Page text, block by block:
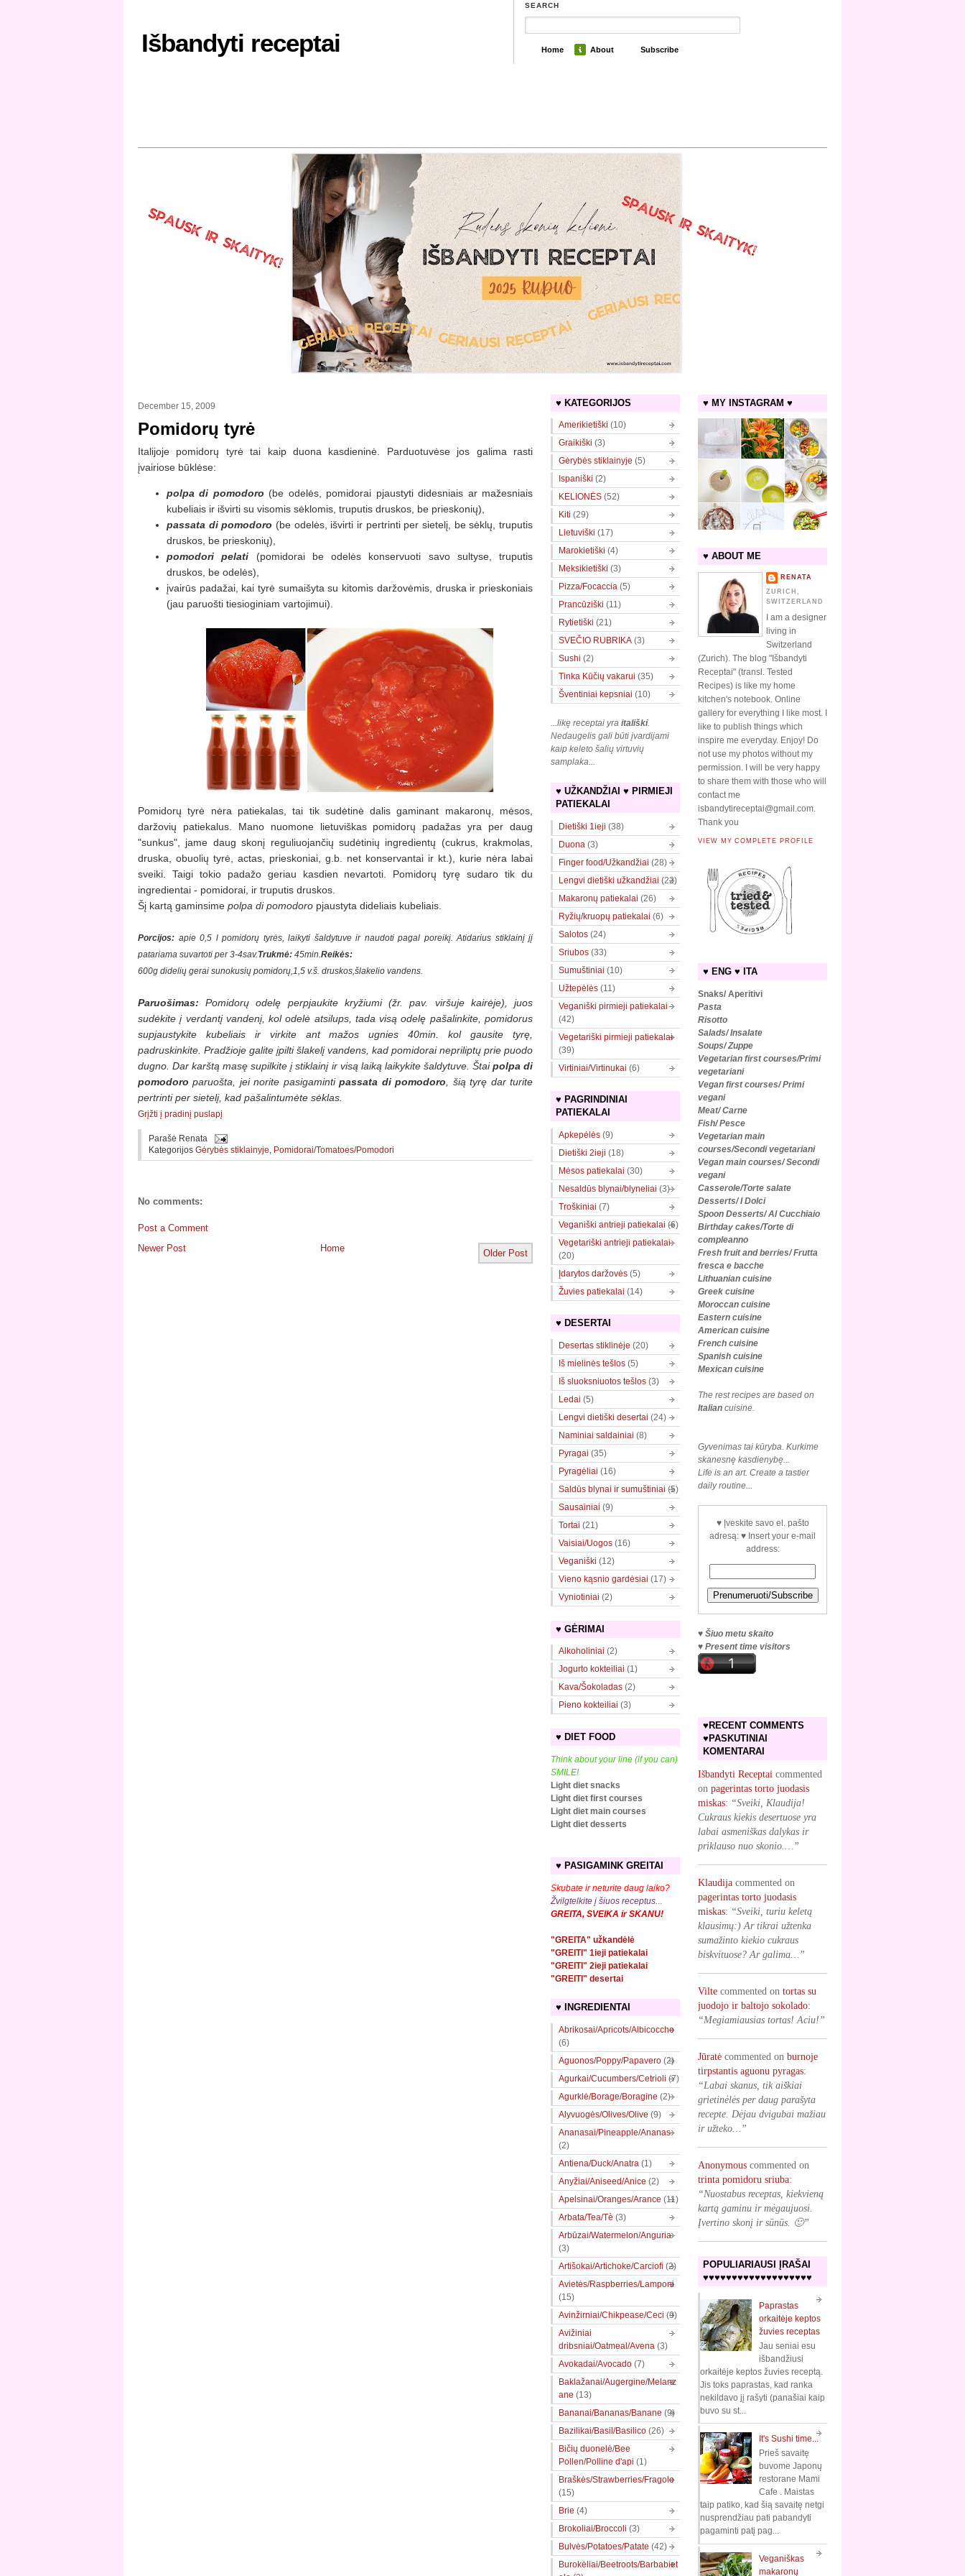
Išbandyti receptai
SEARCH
Home About Subscribe
December 15, 2009
Pomidorų tyrė
Italijoje pomidorų tyrė tai kaip duona kasdieninė. Parduotuvėse jos galima rasti
įvairiose būklėse:
polpa di pomodoro (be odelės, pomidorai pjaustyti didesniais ar mažesniais
kubeliais ir išvirti su visomis sėklomis, truputis druskos, be prieskonių),
passata di pomodoro (be odelės, išvirti ir pertrinti per sietelį, be sėklų, truputis
druskos, be prieskonių),
pomodori pelati
(pomidorai be odelės konservuoti savo sultyse, truputis
druskos, be odelės),
įvairūs padažai, kai tyrė sumaišyta su kitomis daržovėmis, druska ir prieskoniais
(jau paruošti tiesioginiam vartojimui).
Pomidorų tyrė nėra patiekalas, tai tik sudėtinė dalis gaminant makaronų, mėsos,
daržovių patiekalus. Mano nuomone lietuviškas pomidorų padažas yra per daug
"sunkus", jame daug skonį reguliuojančių sudėtinių ingredientų (cukrus, krakmolas,
druska, obuolių tyrė, actas, prieskoniai, g.b. net konservantai ir kt.), kurie nėra labai
sveiki. Taigi tokio padažo geriau kasdien nevartoti. Pomidorų tyrę sudaro tik du
ingredientai - pomidorai, ir truputis druskos.
Šį kartą gaminsime polpa di pomodoro pjaustyta dideliais kubeliais.
Porcijos: apie 0,5 l pomidorų tyrės, laikyti šaldytuve ir naudoti pagal poreikį. Atidarius stiklainį jį
patariama suvartoti per 3-4sav.Trukmė: 45min. Reikės:
600g didelių gerai sunokusių pomidorų, 1,5 v.š. druskos, šlakelio vandens.
Paruošimas: Pomidorų odelę perpjaukite kryžiumi (žr. pav. viršuje kairėje), juos
sudėkite į verdantį vandenį, kol odelė atsilups, tada visą odelę pašalinkite, pomidorus
supjaustykite kubeliais ir virkite ant mažos ugnies 40min. kol gausite tyrę,
padruskinkite. Pradžioje galite įpilti šlakelį vandens, kad pomidorai nepriliptų prie puodo
dugno. Dar karštą masę supilkite į stiklainį ir visą laiką laikykite šaldytuve. Štaipolpa di
pomodoro paruošta, jei norite pasigamintipassata di pomodoro , šią tyrę dar turite
pertrinti per sietelį, kad pašalintumėte sėklas.
Grįžti į pradinį puslapį
Parašė Renata
Kategorijos Gėrybės stiklainyje, Pomidorai/Tomatoes/Pomodori
No comments:
Post a Comment
Newer Post
Older Post
Home
♥ MY INSTAGRAM ♥
♥ ABOUT ME
RENATA
ZURICH,
SWITZERLAND
I am a designer
living in
Switzerland
(Zurich). The blog "Išbandyti
Receptai" (transl. Tested
Recipes) is like my home
kitchen's notebook. Online
gallery for everything I like most. I
like to publish things which
inspire me everyday. Enjoy! Do
not use my photos without my
permission. I will be very happy
to share them with those who will
contact me
isbandytireceptai@gmail.com.
Thank you
VIEW MY COMPLETE PROFILE
♥ ENG ♥ ITA
Snaks/ Aperitivi
Pasta
Risotto
Salads/ Insalate
Soups/ Zuppe
Vegetarian first courses/Primi
vegetariani
Vegan first courses/ Primi
vegani
Meat/ Carne
Fish/ Pesce
Vegetarian main
courses/Secondi vegetariani
Vegan main courses/ Secondi
vegani
Casserole/Torte salate
Desserts/ I Dolci
Spoon Desserts/ Al Cucchiaio
Birthday cakes/Torte di
compleanno
Fresh fruit and berries/ Frutta
fresca e bacche
Lithuanian cuisine
Greek cuisine
Moroccan cuisine
Eastern cuisine
American cuisine
French cuisine
Spanish cuisine
Mexican cuisine
The rest recipes are based on
Italian cuisine.
Gyvenimas tai kūryba. Kurkime
skanesnę kasdienybę...
Life is an art. Create a tastier
daily routine...
♥ Įveskite savo el. pašto
adresą: ♥ Insert your e-mail
address:
♥ Šiuo metu skaito
♥ Present time visitors
♥RECENT COMMENTS
♥PASKUTINIAI
KOMENTARAI
Išbandyti Receptai commented
on pagerintas torto juodasis
miskas: “Sveiki, Klaudija!
Cukraus kiekis desertuose yra
labai asmeniškas dalykas ir
priklauso nuo skonio.…”
Klaudija commented on
pagerintas torto juodasis
miskas: “Sveiki, turiu keletą
klausimų:) Ar tikrai užtenka
sumažinto kiekio cukraus
biskvituose? Ar galima…”
Vilte commented on tortas su
juodojo ir baltojo sokolado:
“Megiamiausias tortas! Aciu!”
Jūratė commented on burnoje
tirpstantis aguonu pyragas:
“Labai skanus, tik aiškiai
grietinėlės per daug parašyta
recepte. Dėjau dvigubai mažiau
ir užteko…”
Anonymous commented on
trinta pomidoru sriuba:
“Nuostabus receptas, kiekvieną
kartą gaminu ir mėgaujuosi.
Įvertino skonį ir sūnūs. 🙂”
POPULIARIAUSI ĮRAŠAI
♥♥♥♥♥♥♥♥♥♥♥♥♥♥♥♥♥♥♥
Paprastas
orkaitėje keptos
žuvies receptas
Jau seniai esu
išbandžiusi
orkaitėje keptos žuvies receptą.
Jis toks paprastas, kad ranka
nekildavo jį rašyti (panašiai kaip
buvo su st...
It's Sushi time...
Prieš savaitę
buvome Japonų
restorane Mami
Cafe . Maistas
taip patiko, kad šią savaitę netgi
nusprendžiau pati pabandyti
pagaminti patį pag...
Veganiškas
makaronų
♥ KATEGORIJOS
Amerikietiški (10)
Graikiški (3)
Gėrybės stiklainyje (5)
Ispaniški (2)
KELIONĖS (52)
Kiti (29)
Lietuviški (17)
Marokietiški (4)
Meksikietiški (3)
Pizza/Focaccia (5)
Prancūziški (11)
Rytietiški (21)
SVEČIO RUBRIKA (3)
Sushi (2)
Tinka Kūčių vakarui (35)
Šventiniai kepsniai (10)
...likę receptai yra itališki.
Nedaugelis gali būti įvardijami
kaip keleto šalių virtuvių
samplaka...
♥ UŽKANDŽIAI ♥ PIRMIEJI
PATIEKALAI
Dietiški 1ieji (38)
Duona (3)
Finger food/Užkandžiai (28)
Lengvi dietiški užkandžiai (22)
Makaronų patiekalai (26)
Ryžių/kruopų patiekalai (6)
Salotos (24)
Sriubos (33)
Sumuštiniai (10)
Užtepėlės (11)
Veganiški pirmieji patiekalai
(42)
Vegetariški pirmieji patiekalai
(39)
Virtiniai/Virtinukai (6)
♥ PAGRINDINIAI
PATIEKALAI
Apkepėlės (9)
Dietiški 2ieji (18)
Mėsos patiekalai (30)
Nesaldūs blynai/blyneliai (3)
Troškiniai (7)
Veganiški antrieji patiekalai (6)
Vegetariški antrieji patiekalai
(20)
Įdarytos daržovės (5)
Žuvies patiekalai (14)
♥ DESERTAI
Desertas stiklinėje (20)
Iš mielinės tešlos (5)
Iš sluoksniuotos tešlos (3)
Ledai (5)
Lengvi dietiški desertai (24)
Naminiai saldainiai (8)
Pyragai (35)
Pyragėliai (16)
Saldūs blynai ir sumuštiniai (5)
Sausainiai (9)
Tortai (21)
Vaisiai/Uogos (16)
Veganiški (12)
Vieno kąsnio gardėsiai (17)
Vyniotiniai (2)
♥ GĖRIMAI
Alkoholiniai (2)
Jogurto kokteiliai (1)
Kava/Šokoladas (2)
Pieno kokteiliai (3)
♥ DIET FOOD
Think about your line (if you can)
SMILE!
Light diet snacks
Light diet first courses
Light diet main courses
Light diet desserts
♥ PASIGAMINK GREITAI
Skubate ir neturite daug laiko?
Žvilgtelkite į šiuos receptus.
GREITA, SVEIKA ir SKANU!
"GREITA" užkandėlė
"GREITI" 1ieji patiekalai
"GREITI" 2ieji patiekalai
"GREITI" desertai
♥ INGREDIENTAI
Abrikosai/Apricots/Albicocche
(6)
Aguonos/Poppy/Papavero (2)
Agurkai/Cucumbers/Cetrioli (7)
Agurklė/Borage/Boragine (2)
Alyvuogės/Olives/Olive (9)
Ananasai/Pineapple/Ananas
(2)
Antiena/Duck/Anatra (1)
Anyžiai/Aniseed/Anice (2)
Apelsinai/Oranges/Arance (11)
Arbata/Tea/Tè (3)
Arbūzai/Watermelon/Anguria
(3)
Artišokai/Artichoke/Carciofi (2)
Avietės/Raspberries/Lamponi
(15)
Avinžirniai/Chikpease/Ceci (9)
Avižiniai
dribsniai/Oatmeal/Avena (3)
Avokadai/Avocado (7)
Baklažanai/Augergine/Melanz
ane (13)
Bananai/Bananas/Banane (9)
Bazilikai/Basil/Basilico (26)
Bičių duonelė/Bee
Pollen/Polline d'api (1)
Braškės/Strawberries/Fragole
(15)
Brie (4)
Brokoliai/Broccoli (3)
Bulvės/Potatoes/Patate (42)
Burokėliai/Beetroots/Barbabiet